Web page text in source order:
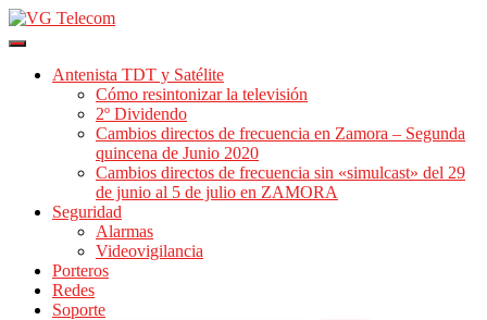
Cambiar
navegación
Antenista TDT y Satélite
Cómo resintonizar la televisión
2º Dividendo
Cambios directos de frecuencia en Zamora – Segunda
quincena de Junio 2020
Cambios directos de frecuencia sin «simulcast» del 29
de junio al 5 de julio en ZAMORA
Seguridad
Alarmas
Videovigilancia
Porteros
Redes
Soporte